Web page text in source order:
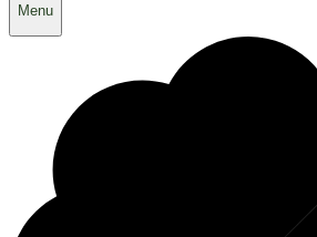
Menu